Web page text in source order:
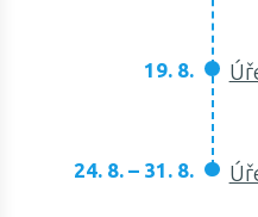
19. 8.
24. 8. – 31. 8.